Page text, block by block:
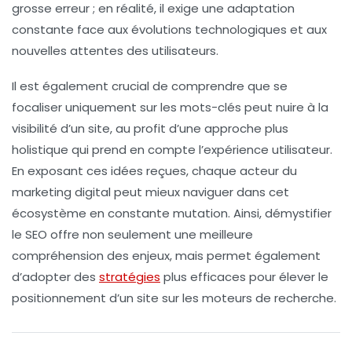
grosse erreur ; en réalité, il exige une adaptation
constante face auxévolutions technologiques et aux
nouvelles attentes des utilisateurs.
Il est également crucial de comprendre que se
focaliser uniquement sur les mots-clés peut nuire à la
visibilité d’un site, au profit d’une approche plus
holistique qui prend en compte l’expérience utilisateur.
En exposant ces idées reçues, chaque acteur du
marketing digital peut mieux naviguer dans cet
écosystème en constante mutation. Ainsi, démystifier
le SEO offre non seulement une meilleure
compréhension des enjeux, mais permet également
d’adopter des stratégies plus efficaces pour élever le
positionnement d’un site sur les moteurs de recherche.